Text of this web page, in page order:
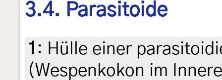
3.4. Parasitoide
1 : Hülle einer
(Wespenkokon im